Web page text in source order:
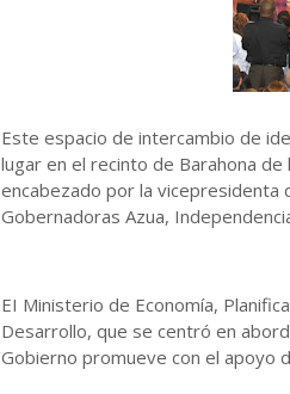
Este espacio de intercambio de
lugar en el recinto de Barahona
encabezado por la vicepresidenta
Gobernadoras Azua,
EI Ministerio de Economía,
Desarrollo, que se centró en
Gobierno promueve con el apoyo